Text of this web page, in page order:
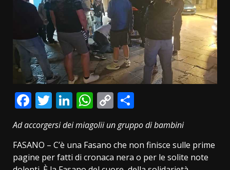
Facebook
Twitter
LinkedIn
WhatsApp
Copy
Ad accorgersi dei miagolii un gruppo di bambini
​FASANO – C’è una Fasano che non finisce sulle prime
pagine per fatti di cronaca nera o per le solite note